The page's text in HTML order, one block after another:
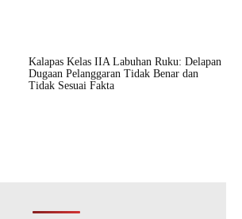
Kalapas Kelas IIA Labuhan Ruku: Delapan
Dugaan Pelanggaran Tidak Benar dan
Tidak Sesuai Fakta